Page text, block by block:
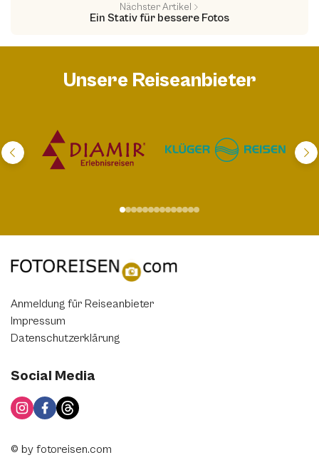
Nächster Artikel
Ein Stativ für bessere Fotos
Unsere Reiseanbieter
Anmeldung für Reiseanbieter
Impressum
Datenschutzerklärung
Social Media
© by fotoreisen.com